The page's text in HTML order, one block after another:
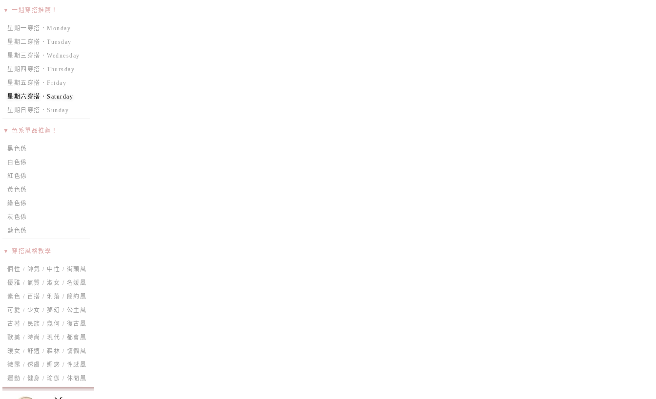
▼ 一週穿搭推薦！
星期一穿搭．Monday
星期二穿搭．Tuesday
星期三穿搭．Wednesday
星期四穿搭．Thursday
星期五穿搭．Friday
星期六穿搭．Saturday
星期日穿搭．Sunday
▼ 色系單品推薦！
黑色係
白色係
紅色係
黃色係
綠色係
灰色係
藍色係
▼ 穿搭風格教學
個性 / 帥氣 / 中性 / 街頭風
優雅 / 氣質 / 淑女 / 名媛風
素色 / 百搭 / 俐落 / 簡約風
可愛 / 少女 / 夢幻 / 公主風
古著 / 民族 / 幾何 / 復古風
歐美 / 時尚 / 現代 / 都會風
暖女 / 舒適 / 森林 / 慵懶風
微露 / 透膚 / 媚惑 / 性感風
運動 / 健身 / 瑜伽 / 休閒風